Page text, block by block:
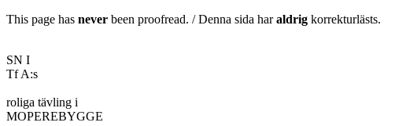
This page has never been proofread. / Denna sida haraldrig korrekturlästs.
SN I
Tf A:s
roliga tävling i
MOPEREBYGGE